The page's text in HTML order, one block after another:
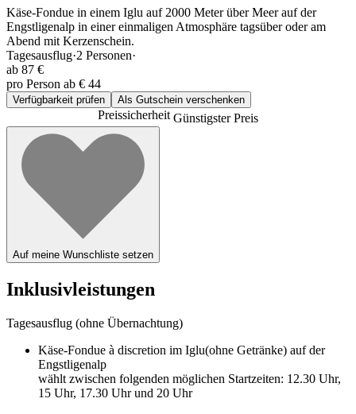
Käse-Fondue in einem Iglu auf 2000 Meter über Meer auf der
Engstligenalp in einer einmaligen Atmosphäre tagsüber oder am
Abend mit Kerzenschein.
Tagesausflug·2 Personen·
ab 87 €
pro Person ab € 44
Verfügbarkeit prüfen Als Gutschein verschenken
PreissicherheitGünstigster Preis
Auf meine Wunschliste setzen
Inklusivleistungen
Tagesausflug (ohne Übernachtung)
Käse-Fondue à discretion im Iglu(ohne Getränke) auf der
Engstligenalp
wählt zwischen folgenden möglichen Startzeiten: 12.30 Uhr,
15 Uhr, 17.30 Uhr und 20 Uhr